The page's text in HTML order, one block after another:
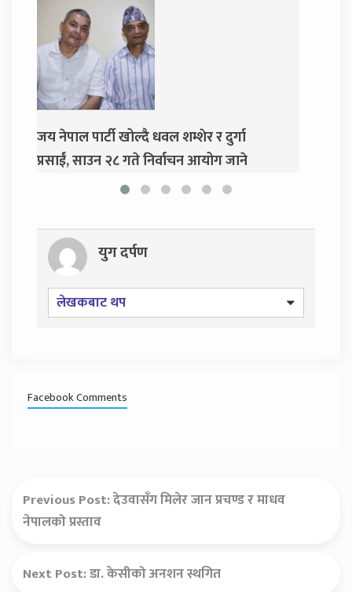
र दुर्गा
आयोग जाने
दुर्गा प्रसाईंलाई रिहा गर्न अदालतको आदेश
युग दर्पण
लेखकबाट थप
Facebook Comments
Previous Post:देउवासँग मिलेर जान प्रचण्ड र माधव
नेपालको प्रस्ताव
Next Post:डा. केसीको अनशन स्थगित